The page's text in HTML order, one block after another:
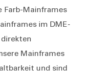
Farb-Mainframes
im DME-
Mainframes
und sind